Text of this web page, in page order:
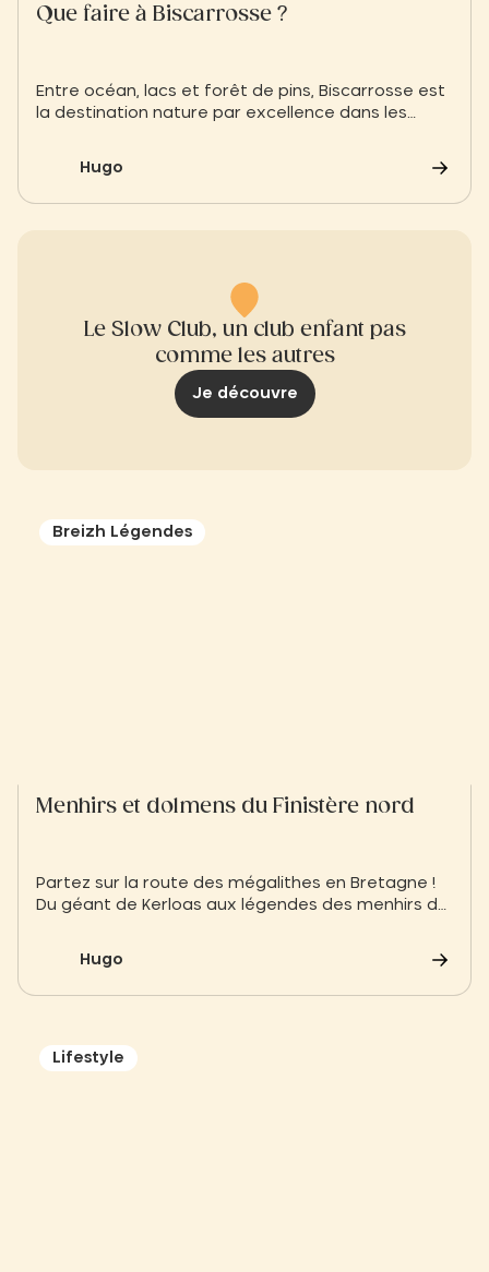
Que faire à Biscarrosse ?
Entre océan, lacs et forêt de pins, Biscarrosse est
la destination nature par excellence dans les
de Parentis, explorez tout ce qu’il faut faire près
de votre Slow Village Biscarrosse
Hugo
Le Slow Club, un club enfant pas
comme les autres
Je découvre
Breizh Légendes
Menhirs et dolmens du Finistère nord
Partez sur la route des mégalithes en Bretagne !
Du géant de Kerloas aux légendes des menhirs de
séjour au Slow Village Breizh Légendes
Hugo
Lifestyle